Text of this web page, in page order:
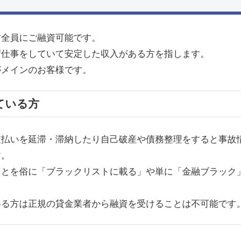
員にご融資可能です。
事をしていて安定した収入がある方を指します。
インのお客様です。
いる方
いを延滞・滞納したり自己破産や債務整理をすると事故
を俗に「ブラックリストに載る」や単に「金融ブラック
方は正規の貸金業者から融資を受けることは不可能です。